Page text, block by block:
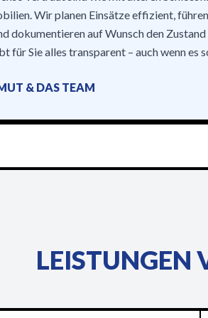
Wir planen Einsätze effizient,
dokumentieren auf Wunsch den
für Sie alles transparent – auch wenn es
& DAS TEAM
LEISTUNGEN